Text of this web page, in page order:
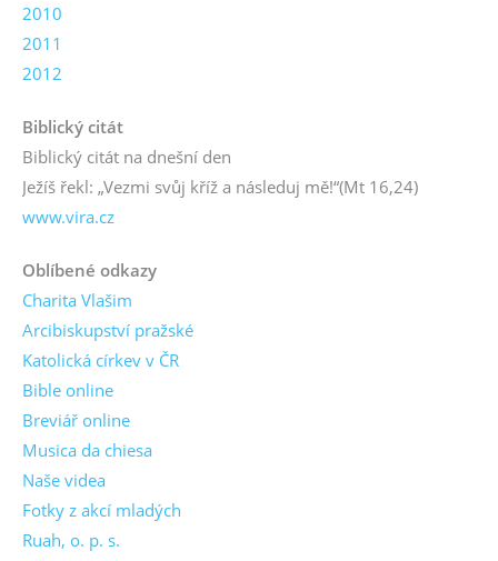
2010
2011
2012
Biblický citát
Biblický citát na dnešní den
Ježíš řekl: „Vezmi svůj kříž a následuj mě!“(Mt 16,24)
www.vira.cz
Oblíbené odkazy
Charita Vlašim
Arcibiskupství pražské
Katolická církev v ČR
Bible online
Breviář online
Musica da chiesa
Naše videa
Fotky z akcí mladých
Ruah, o. p. s.